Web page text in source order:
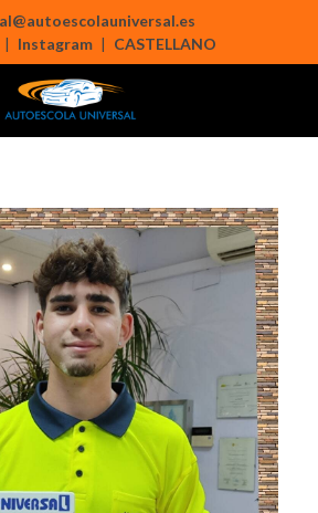
| Instagram | CASTELLANO